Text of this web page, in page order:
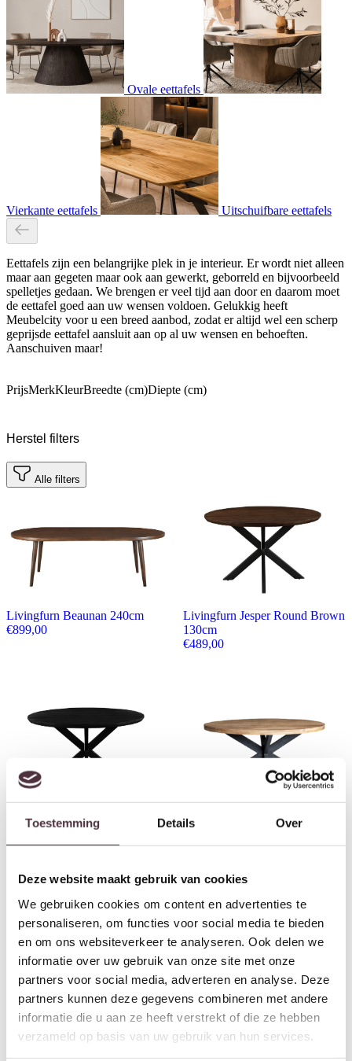
Toestemming Details Over
Deze website maakt gebruik van cookies
We gebruiken cookies om content en advertenties te
personaliseren, om functies voor social media te bieden
en om ons websiteverkeer te analyseren. Ook delen we
informatie over uw gebruik van onze site met onze
partners voor social media, adverteren en analyse. Deze
partners kunnen deze gegevens combineren met andere
informatie die u aan ze heeft verstrekt of die ze hebben
verzameld op basis van uw gebruik van hun services.
Ovale eettafels
Vierkante eettafels Uitschuifbare eettafels
Eettafels zijn een belangrijke plek in je interieur. Er wordt niet alleen
maar aan gegeten maar ook aan gewerkt, geborreld en bijvoorbeeld
spelletjes gedaan. We brengen er veel tijd aan door en daarom moet
de eettafel goed aan uw wensen voldoen. Gelukkig heeft
Meubelcity voor u een breed aanbod, zodat er altijd wel een scherp
geprijsde eettafel aansluit aan op al uw wensen en behoeften.
Aanschuiven maar!
PrijsMerkKleurBreedte (cm)Diepte (cm)
Herstel filters
Alle filters
Livingfurn Beaunan 240cm
€899,00
Livingfurn Jesper Round Brown
130cm
€489,00
Livingfurn Jesper Round Black
130cm
€489,00
Livingfurn Sturdy Oval 160cm
€649,00
Livingfurn Marble Oval Spider
Black 180cm